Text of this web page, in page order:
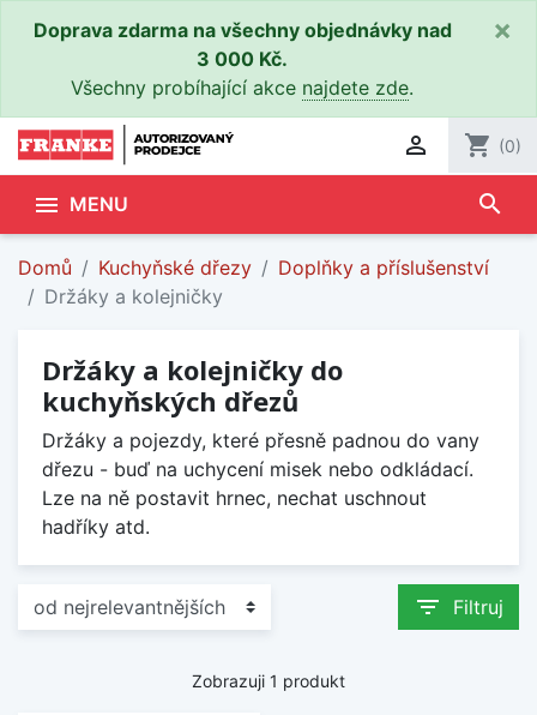
Doprava zdarma na všechny objednávky nad
3 000 Kč.
Všechny probíhající akce najdete zde.
×
 shopping_cart (0)
 MENU search
Domů Kuchyňské dřezy
Doplňky a příslušenství
Držáky a kolejničky
Držáky a kolejničky do
kuchyňských dřezů
Držáky a pojezdy, které přesně padnou do vany
dřezu - buď na uchycení misek nebo odkládací.
Lze na ně postavit hrnec, nechat uschnout
hadříky atd.
filter_list Filtruj
Zobrazuji 1 produkt